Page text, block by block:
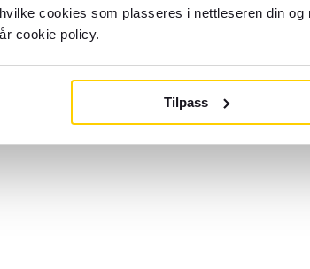
cookies som plasseres i nettleseren din
cookie policy.
Tilpass
og Grenadinene
på blandt annet middelklasse- eller